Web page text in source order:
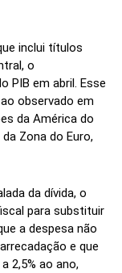
inclui títulos
o
PIB em abril. Esse
observado em
da América do
Zona do Euro,
da dívida, o
para substituir
a despesa não
e que
2,5% ao ano,